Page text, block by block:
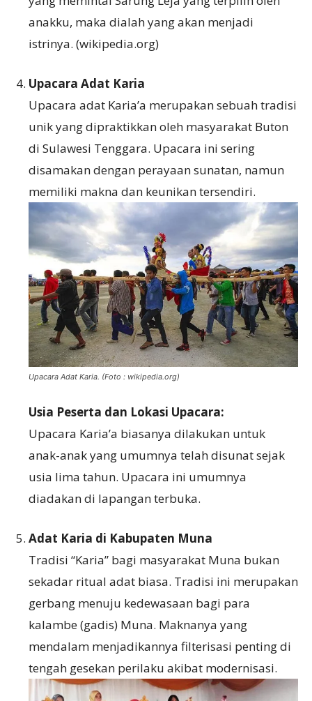
anakku, maka dialah yang akan menjadi
istrinya. (wikipedia.org)
Upacara Adat Karia
Upacara adat Karia’a merupakan sebuah tradisi
unik yang dipraktikkan oleh masyarakat Buton
di Sulawesi Tenggara. Upacara ini sering
disamakan dengan perayaan sunatan, namun
memiliki makna dan keunikan tersendiri.
Upacara Adat Karia. (Foto : wikipedia.org)
Usia Peserta dan Lokasi Upacara:
Upacara Karia’a biasanya dilakukan untuk
anak-anak yang umumnya telah disunat sejak
usia lima tahun. Upacara ini umumnya
diadakan di lapangan terbuka.
Adat Karia di Kabupaten Muna
Tradisi “Karia” bagi masyarakat Muna bukan
sekadar ritual adat biasa. Tradisi ini merupakan
gerbang menuju kedewasaan bagi para
kalambe (gadis) Muna. Maknanya yang
mendalam menjadikannya filterisasi penting di
tengah gesekan perilaku akibat modernisasi.